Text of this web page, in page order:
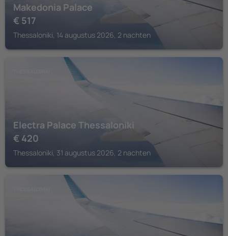
Makedonia Palace
€ 517
Thessaloniki, 14 augustus 2026, 2 nachten
Electra Palace Thessaloniki
€ 420
Thessaloniki, 31 augustus 2026, 2 nachten